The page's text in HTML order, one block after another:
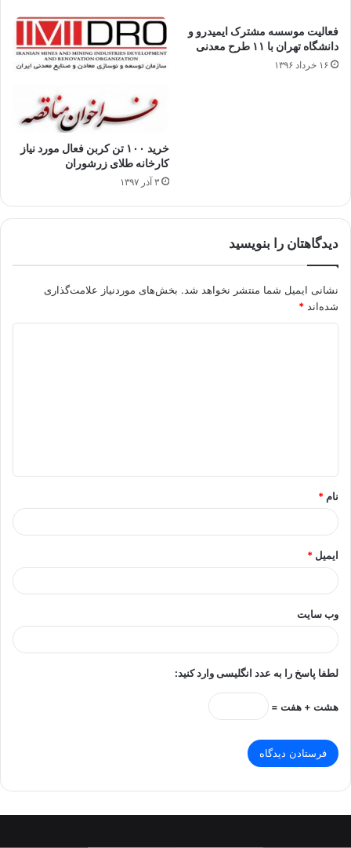
فعالیت موسسه مشترک ایمیدرو و
دانشگاه تهران با ۱۱ طرح معدنی
۱۶ خرداد ۱۳۹۶
خرید ۱۰۰ تن کربن فعال مورد نیاز
کارخانه طلای زرشوران
۳ آذر ۱۳۹۷
دیدگاهتان را بنویسید
نشانی ایمیل شما منتشر نخواهد شد. بخش‌های موردنیاز علامت‌گذاری
شده‌اند *
*
نام *
ایمیل *
وب‌ سایت
لطفا پاسخ را به عدد انگلیسی وارد کنید:
هشت + هفت =